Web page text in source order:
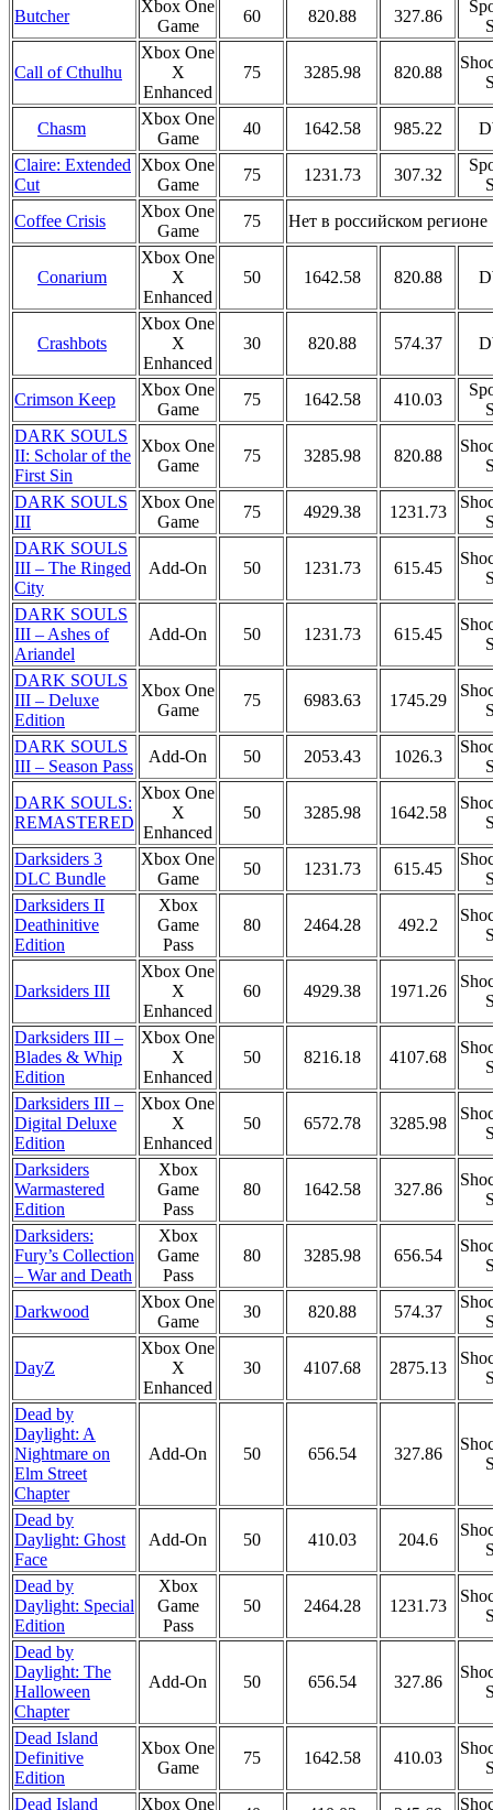
Butcher
Xbox One
Game
60 820.88 327.86
Call of Cthulhu
Xbox One
X
Enhanced
75 3285.98 820.88
Chasm
Xbox One
Game
40 1642.58 985.22
Claire: Extended
Cut
Xbox One
Game
75 1231.73 307.32
Coffee Crisis
Xbox One
Game
75 Нет в российском регионе
Conarium
Xbox One
X
Enhanced
50 1642.58 820.88
Crashbots
Xbox One
X
Enhanced
30 820.88 574.37
Crimson Keep
Xbox One
Game
75 1642.58 410.03
DARK SOULS
II: Scholar of the
First Sin
Xbox One
Game
75 3285.98 820.88
DARK SOULS
III
Xbox One
Game
75 4929.38 1231.73
DARK SOULS
III – The Ringed
City
Add-On 50 1231.73 615.45
DARK SOULS
III – Ashes of
Ariandel
Add-On 50 1231.73 615.45
DARK SOULS
III – Deluxe
Edition
Xbox One
Game
75 6983.63 1745.29
DARK SOULS
III – Season Pass
Add-On 50 2053.43 1026.3
DARK SOULS:
REMASTERED
Xbox One
X
Enhanced
50 3285.98 1642.58
Darksiders 3
DLC Bundle
Xbox One
Game
50 1231.73 615.45
Darksiders II
Deathinitive
Edition
Xbox
Game
Pass
80 2464.28 492.2
Darksiders III
Xbox One
X
Enhanced
60 4929.38 1971.26
Darksiders III –
Blades & Whip
Edition
Xbox One
X
Enhanced
50 8216.18 4107.68
Darksiders III –
Digital Deluxe
Edition
Xbox One
X
Enhanced
50 6572.78 3285.98
Darksiders
Warmastered
Edition
Xbox
Game
Pass
80 1642.58 327.86
Darksiders:
Fury’s Collection
– War and Death
Xbox
Game
Pass
80 3285.98 656.54
Darkwood
Xbox One
Game
30 820.88 574.37
DayZ
Xbox One
X
Enhanced
30 4107.68 2875.13
Dead by
Daylight: A
Nightmare on
Elm Street
Chapter
Add-On 50 656.54 327.86
Dead by
Daylight: Ghost
Face
Add-On 50 410.03 204.6
Dead by
Daylight: Special
Edition
Xbox
Game
Pass
50 2464.28 1231.73
Dead by
Daylight: The
Halloween
Chapter
Add-On 50 656.54 327.86
Dead Island
Definitive
Edition
Xbox One
Game
75 1642.58 410.03
Dead Island
Xbox One